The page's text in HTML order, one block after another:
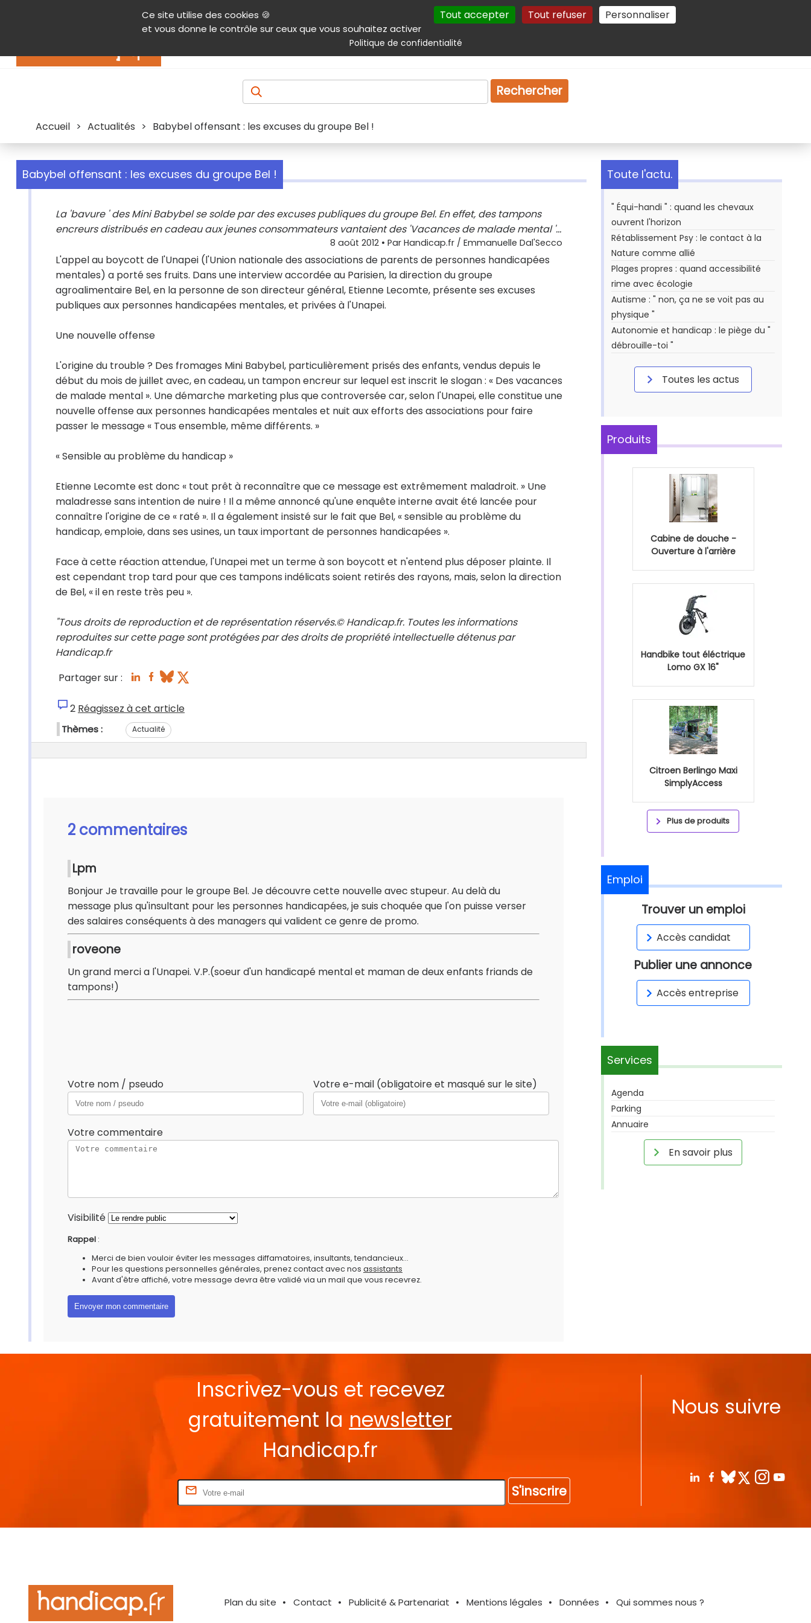
Ce site utilise des cookies 🍪
et vous donne le contrôle sur ceux que vous souhaitez activer
Tout accepter Tout refuser Personnaliser
Politique de confidentialité
Contenu Aide et accessibilité Menu principal Autres services Plan du site Gestion des cookies
Produits & services Emploi Droit
Rechercher
Accueil > Actualités > Babybel offensant : les excuses du groupe Bel !
Babybel offensant : les excuses du groupe Bel !
La 'bavure ' des Mini Babybel se solde par des excuses publiques du groupe Bel. En effet, des tampons
encreurs distribués en cadeau aux jeunes consommateurs vantaient des 'Vacances de malade mental '...
8 août 2012 • Par Handicap.fr / Emmanuelle Dal'Secco
L'appel au boycott de l'Unapei (l'Union nationale des associations de parents de personnes handicapées
mentales) a porté ses fruits. Dans une interview accordée au Parisien, la direction du groupe
agroalimentaire Bel, en la personne de son directeur général, Etienne Lecomte, présente ses excuses
publiques aux personnes handicapées mentales, et privées à l'Unapei.
Une nouvelle offense
L'origine du trouble ? Des fromages Mini Babybel, particulièrement prisés des enfants, vendus depuis le
début du mois de juillet avec, en cadeau, un tampon encreur sur lequel est inscrit le slogan : « Des vacances
de malade mental ». Une démarche marketing plus que controversée car, selon l'Unapei, elle constitue une
nouvelle offense aux personnes handicapées mentales et nuit aux efforts des associations pour faire
passer le message « Tous ensemble, même différents. »
« Sensible au problème du handicap »
Etienne Lecomte est donc « tout prêt à reconnaître que ce message est extrêmement maladroit. » Une
maladresse sans intention de nuire ! Il a même annoncé qu'une enquête interne avait été lancée pour
connaître l'origine de ce « raté ». Il a également insisté sur le fait que Bel, « sensible au problème du
handicap, emploie, dans ses usines, un taux important de personnes handicapées ».
Face à cette réaction attendue, l'Unapei met un terme à son boycott et n'entend plus déposer plainte. Il
est cependant trop tard pour que ces tampons indélicats soient retirés des rayons, mais, selon la direction
de Bel, « il en reste très peu ».
"Tous droits de reproduction et de représentation réservés.© Handicap.fr. Toutes les informations
reproduites sur cette page sont protégées par des droits de propriété intellectuelle détenus par
Handicap.fr
Partager sur :
2 Réagissez à cet article
Thèmes : Actualité
2 commentaires
Lpm
Bonjour Je travaille pour le groupe Bel. Je découvre cette nouvelle avec stupeur. Au delà du
message plus qu'insultant pour les personnes handicapées, je suis choquée que l'on puisse verser
des salaires conséquents à des managers qui valident ce genre de promo.
roveone
Un grand merci a l'Unapei. V.P.(soeur d'un handicapé mental et maman de deux enfants friands de
tampons!)
Votre nom / pseudo Votre e-mail (obligatoire et masqué sur le site)
Votre commentaire
Visibilité
Rappel :
Merci de bien vouloir éviter les messages diffamatoires, insultants, tendancieux...
Pour les questions personnelles générales, prenez contact avec nos assistants
Avant d'être affiché, votre message devra être validé via un mail que vous recevrez.
Toute l'actu.
" Équi-handi " : quand les chevaux
ouvrent l'horizon
Rétablissement Psy : le contact à la
Nature comme allié
Plages propres : quand accessibilité
rime avec écologie
Autisme : " non, ça ne se voit pas au
physique "
Autonomie et handicap : le piège du "
débrouille-toi "
Toutes les actus
Produits
Cabine de douche -
Ouverture à l'arrière
Handbike tout éléctrique
Lomo GX 16"
Citroen Berlingo Maxi
SimplyAccess
Plus de produits
Emploi
Trouver un emploi
Accès candidat
Publier une annonce
Accès entreprise
Services
Agenda
Parking
Annuaire
En savoir plus
Inscrivez-vous et recevez
gratuitement la newsletter
Handicap.fr
S'inscrire
Nous suivre
Plan du site Contact Publicité & Partenariat Mentions légales Données Qui sommes nous ?